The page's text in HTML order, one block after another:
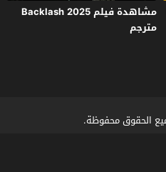
مشاهدة فيلم Backlash 2025
مترجم